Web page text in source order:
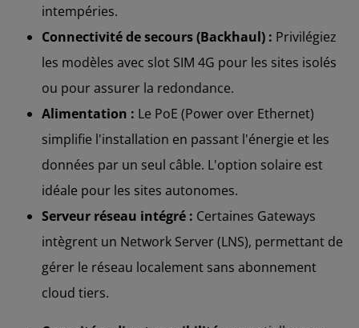
intempéries.
Connectivité de secours (Backhaul) : Privilégiez
les modèles avec slot SIM 4G pour les sites isolés
ou pour assurer la redondance.
Alimentation : Le PoE (Power over Ethernet)
simplifie l'installation en passant l'énergie et les
données par un seul câble. L'option solaire est
idéale pour les sites autonomes.
Serveur réseau intégré : Certaines Gateways
intègrent un Network Server (LNS), permettant de
gérer le réseau localement sans abonnement
cloud tiers.